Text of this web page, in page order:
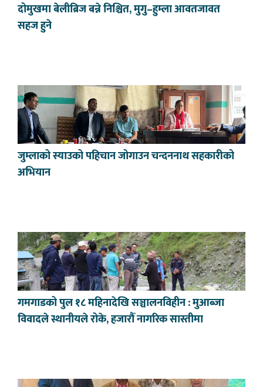
दोमुखमा बेलीब्रिज बन्ने निश्चित, मुगु–हुम्ला आवतजावत
सहज हुने
जुम्लाको स्याउको पहिचान जोगाउन चन्दननाथ सहकारीको
अभियान
गमगाडको पुल १८ महिनादेखि सञ्चालनविहीन : मुआब्जा
विवादले स्थानीयले रोके, हजारौँ नागरिक सास्तीमा